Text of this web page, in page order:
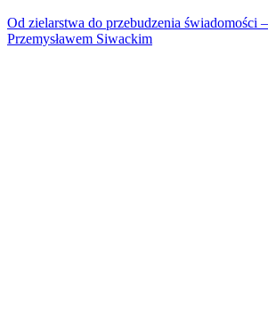
Od zielarstwa do przebudzenia świadomości
Przemysławem Siwackim